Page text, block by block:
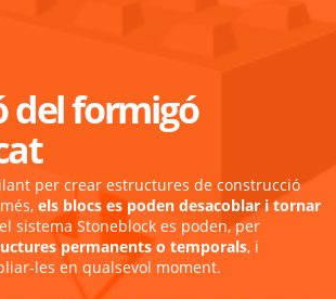
del formigó
per crear estructures de construcció
els blocs es poden desacoblar i tornar
sistema Stoneblock es poden, per
permanents o temporals, i
les en qualsevol moment.